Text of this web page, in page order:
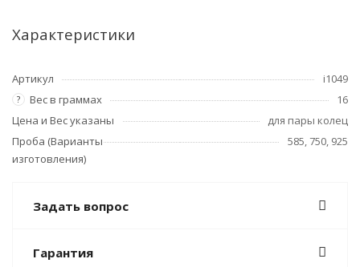
Характеристики
Артикул i1049
? Вес в граммах
16
Цена и Вес указаны
для пары колец
Проба (Варианты
изготовления)
585, 750, 925
Задать вопрос
Гарантия